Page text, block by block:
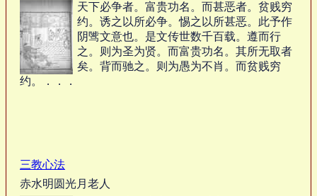
天下必争者。富贵功名。而甚恶者。贫贱穷
约。诱之以所必争。惕之以所甚恶。此予作
阴骘文意也。是文传世数千百载。遵而行
之。则为圣为贤。而富贵功名。其所无取者
矣。背而驰之。则为愚为不肖。而贫贱穷
约。．．．
三教心法
赤水明圆光月老人